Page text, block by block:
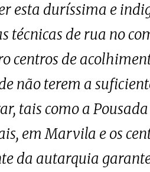
esta duríssima e
técnicas de rua no
centros de
não terem a
tais como a
em Marvila e os
da autarquia